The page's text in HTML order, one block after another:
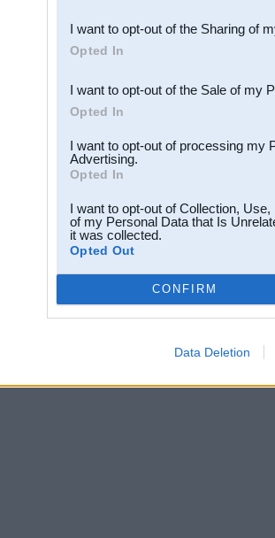
Downstream Participants
third parties.
I want to opt-out of the Sharing of
Opted In
I want to opt-out of the Sale of my
Opted In
I want to opt-out of processing my
Advertising.
Opted In
I want to opt-out of Collection,
of my Personal Data that Is
it was collected.
Opted Out
CONFIRM
Data Deletion